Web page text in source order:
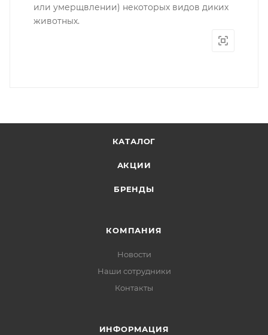
или умерщвлении) некоторых видов диких
животных.
КАТАЛОГ
АКЦИИ
БРЕНДЫ
КОМПАНИЯ
Новости
Наши сотрудники
Контакты
ИНФОРМАЦИЯ